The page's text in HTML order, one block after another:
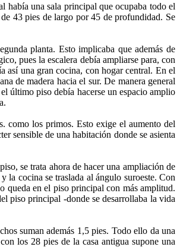
había una sala principal que ocupaba todo el
43 pies de largo por 45 de profundidad. Se
planta. Esto implicaba que además de
pues la escalera debía ampliarse para, con
así una gran cocina, con hogar central. En el
de madera hacia el sur. De manera general
último piso debía hacerse un espacio amplio
como los primos. Esto exige el aumento del
sensible de una habitación donde se asienta
se trata ahora de hacer una ampliación de
cocina se traslada al ángulo suroeste. Con
queda en el piso principal con más amplitud.
piso principal -donde se desarrollaba la vida
suman además 1,5 pies. Todo ello da una
los 28 pies de la casa antigua supone una